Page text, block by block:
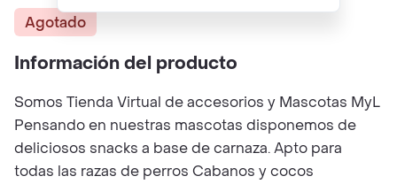
Agotado
Información del producto
Somos Tienda Virtual de accesorios y Mascotas MyL
Pensando en nuestras mascotas disponemos de
deliciosos snacks a base de carnaza. Apto para
todas las razas de perros Cabanos y cocos